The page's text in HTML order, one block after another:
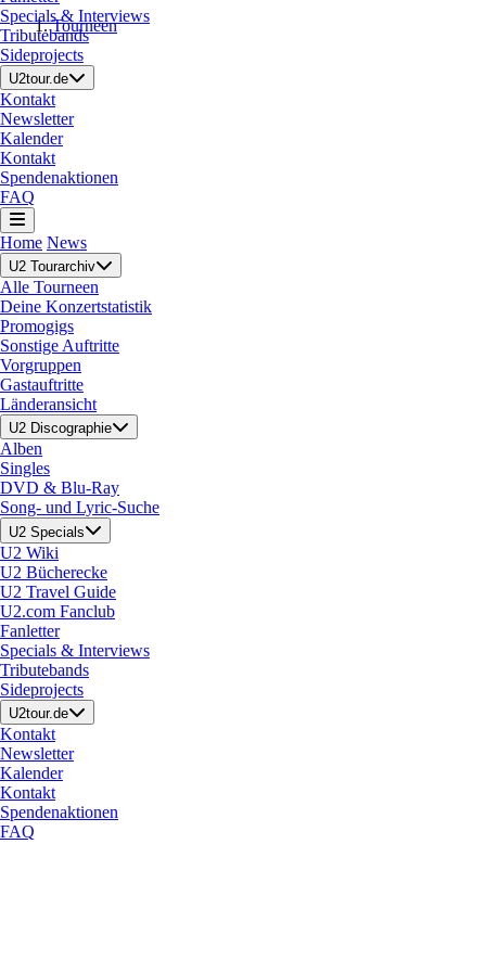
Specials & Interviews
Tributebands
Sideprojects
U2tour.de
Kontakt
Newsletter
Kalender
Kontakt
Spendenaktionen
FAQ
Home News
U2 Tourarchiv
Alle Tourneen
Deine Konzertstatistik
Promogigs
Sonstige Auftritte
Vorgruppen
Gastauftritte
Länderansicht
U2 Discographie
Alben
Singles
DVD & Blu-Ray
Song- und Lyric-Suche
U2 Specials
U2 Wiki
U2 Bücherecke
U2 Travel Guide
U2.com Fanclub
Fanletter
Specials & Interviews
Tributebands
Sideprojects
U2tour.de
Kontakt
Newsletter
Kalender
Kontakt
Spendenaktionen
FAQ
Tourneen